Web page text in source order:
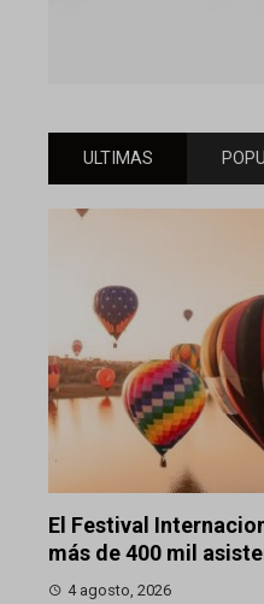
ULTIMAS
El Festival
más de 400 mil
4 agosto, 2026